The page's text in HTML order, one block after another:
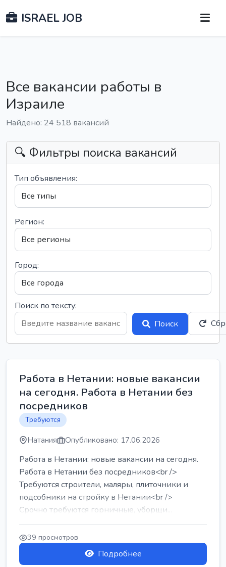
ISRAEL JOB
Все вакансии работы в
Израиле
Найдено: 24 518 вакансий
🔍 Фильтры поиска вакансий
Тип объявления:
Регион:
Город:
Поиск по тексту:
Поиск
Работа в Нетании: новые вакансии
на сегодня. Работа в Нетании без
посредников
Требуются
Натания Опубликовано: 17.06.2026
Работа в Нетании: новые вакансии на сегодня.
Работа в Нетании без посредников<br />
Требуются строители, маляры, плиточники и
подсобники на стройку в Нетании<br />
Срочно требуются горничные, уборщи...
39 просмотров
Подробнее